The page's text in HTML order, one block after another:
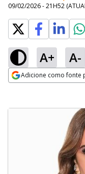
09/02/2026 - 21H52
A+ A-
Adicione como fonte